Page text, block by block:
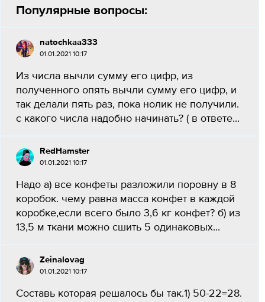
Популярные вопросы:
natochkaa333
01.01.2021 10:17
Из числа вычли сумму его цифр, из
полученного опять вычли сумму его цифр, и
так делали пять раз, пока нолик не получили.
с какого числа надобно начинать? ( в ответе...
RedHamster
01.01.2021 10:17
Надо а) все конфеты разложили поровну в 8
коробок. чему равна масса конфет в каждой
коробке,если всего было 3,6 кг конфет? б) из
13,5 м ткани можно сшить 5 одинаковых...
Zeinalovag
01.01.2021 10:17
Составь которая решалось бы так.1) 50-22=28.